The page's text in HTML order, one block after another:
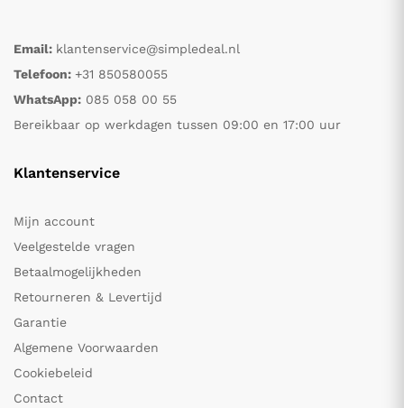
Email: klantenservice@simpledeal.nl
Telefoon: +31 850580055
WhatsApp: 085 058 00 55
Bereikbaar op werkdagen tussen 09:00 en 17:00 uur
Klantenservice
Mijn account
Veelgestelde vragen
Betaalmogelijkheden
Retourneren & Levertijd
Garantie
Algemene Voorwaarden
Cookiebeleid
Contact